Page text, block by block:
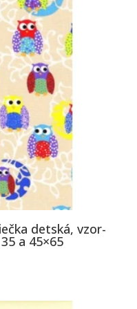
detská, vzor-
a 45×65